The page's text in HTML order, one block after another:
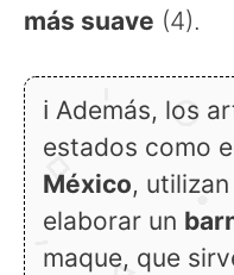
más suave (4).
ℹ Además, los
estados como
México,
elaborar un
maque, que